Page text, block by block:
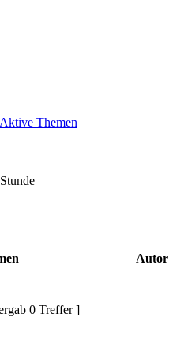
Aktive Themen
Autor
0 Treffer ]